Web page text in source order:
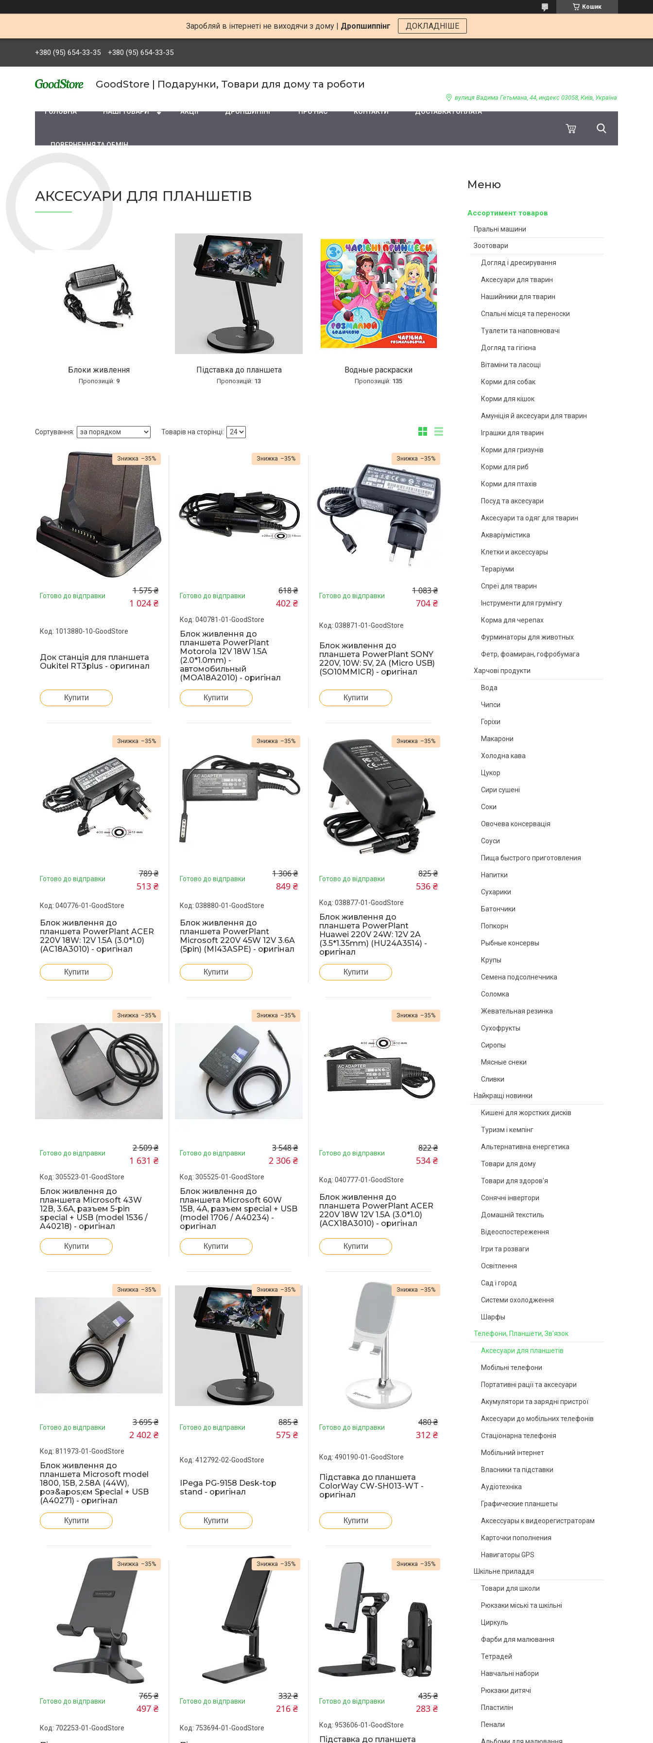
Кошик
Заробляй в інтернеті не виходячи з дому | Дропшиппінг ДОКЛАДНІШЕ
+380 (95) 654-33-35 +380 (95) 654-33-35
GoodStore | Подарунки, Товари для дому та роботи
вулиця Вадима Гетьмана, 44, индекс 03058, Київ, Україна
ГОЛОВНА НАШІ ТОВАРИ АКЦІЇ ДРОПШИПІНГ ПРО НАС КОНТАКТИ ДОСТАВКА І ОПЛАТА
ПОВЕРНЕННЯ ТА ОБМІН
Ассортимент товаров
Пральні машини
Зоотовари
Догляд і дресирування
Аксесуари для тварин
Нашийники для тварин
Спальні місця та переноски
Туалети та наповнювачі
Догляд та гігієна
Вітаміни та ласощі
Корми для собак
Корми для кішок
Амуніція й аксесуари для тварин
Іграшки для тварин
Корми для гризунів
Корми для риб
Корми для птахів
Посуд та аксесуари
Аксесуари та одяг для тварин
Акваріумістика
Клетки и аксессуары
Тераріуми
Спреї для тварин
Інструменти для грумінгу
Корма для черепах
Фурминаторы для животных
Фетр, фоамиран, гофробумага
Харчові продукти
Вода
Чипси
Горіхи
Макарони
Холодна кава
Цукор
Сири сушені
Соки
Овочева консервація
Соуси
Пища быстрого приготовления
Напитки
Сухарики
Батончики
Попкорн
Рыбные консервы
Крупы
Семена подсолнечника
Соломка
Жевательная резинка
Сухофрукты
Сиропы
Мясные снеки
Сливки
Найкращі новинки
Кишені для жорстких дисків
Туризм і кемпінг
Альтернативна енергетика
Товари для дому
Товари для здоров'я
Сонячні інвертори
Домашній текстиль
Відеоспостереження
Ігри та розваги
Освітлення
Сад і город
Системи охолодження
Шарфы
Телефони, Планшети, Зв'язок
Аксесуари для планшетів
Мобільні телефони
Портативні рації та аксесуари
Акумулятори та зарядні пристрої
Аксесуари до мобільних телефонів
Стаціонарна телефонія
Мобільний інтернет
Власники та підставки
Аудіотехніка
Графические планшеты
Аксессуары к видеорегистраторам
Карточки пополнения
Навигаторы GPS
Шкільне приладдя
Товари для школи
Рюкзаки міські та шкільні
Циркуль
Фарби для малювання
Тетрадей
Навчальні набори
Рюкзаки дитячі
Пластилін
Пенали
АКСЕСУАРИ ДЛЯ ПЛАНШЕТІВ
Блоки живлення
9
Підставка до планшета
13
Водные раскраски
135
–35%
Готово до відправки 1 575 ₴
1 024 ₴
1013880-10-GoodStore
Док станція для планшетa
Oukitel RT3plus - оригинал
Купити
–35%
Готово до відправки 618 ₴
402 ₴
040781-01-GoodStore
Блок живлення до
планшета PowerPlant
Motorola 12V 18W 1.5A
(2.0*1.0mm) -
автомобильный
(MOA18A2010) - оригінал
Купити
–35%
Готово до відправки 1 083 ₴
704 ₴
038871-01-GoodStore
Блок живлення до
планшета PowerPlant SONY
220V, 10W: 5V, 2A (Micro USB)
(SO10MMICR) - оригінал
Купити
–35%
Готово до відправки 789 ₴
513 ₴
040776-01-GoodStore
Блок живлення до
планшета PowerPlant ACER
220V 18W: 12V 1.5A (3.0*1.0)
(AC18A3010) - оригінал
Купити
–35%
Готово до відправки 1 306 ₴
849 ₴
038880-01-GoodStore
Блок живлення до
планшета PowerPlant
Microsoft 220V 45W 12V 3.6A
(5pin) (MI43ASPE) - оригінал
Купити
–35%
Готово до відправки 825 ₴
536 ₴
038877-01-GoodStore
Блок живлення до
планшета PowerPlant
Huawei 220V 24W: 12V 2A
(3.5*1.35mm) (HU24A3514) -
оригінал
Купити
–35%
Готово до відправки 2 509 ₴
1 631 ₴
305523-01-GoodStore
Блок живлення до
планшета Microsoft 43W
12В, 3.6А, разъем 5-pin
special + USB (model 1536 /
A40218) - оригінал
Купити
–35%
Готово до відправки 3 548 ₴
2 306 ₴
305525-01-GoodStore
Блок живлення до
планшета Microsoft 60W
15В, 4А, разъем special + USB
(model 1706 / A40234) -
оригінал
Купити
–35%
Готово до відправки 822 ₴
534 ₴
040777-01-GoodStore
Блок живлення до
планшета PowerPlant ACER
220V 18W 12V 1.5A (3.0*1.0)
(ACX18A3010) - оригінал
Купити
–35%
Готово до відправки 3 695 ₴
2 402 ₴
811973-01-GoodStore
Блок живлення до
планшета Microsoft model
1800, 15В, 2.58А (44W),
роз&apos;єм Special + USB
(A40271) - оригінал
Купити
–35%
Готово до відправки 885 ₴
575 ₴
412792-02-GoodStore
IPega PG-9158 Desk-top
stand - оригінал
Купити
–35%
Готово до відправки 480 ₴
312 ₴
490190-01-GoodStore
Підставка до планшета
ColorWay CW-SH013-WT -
оригінал
Купити
–35%
Готово до відправки 765 ₴
497 ₴
702253-01-GoodStore
–35%
Готово до відправки 332 ₴
216 ₴
753694-01-GoodStore
–35%
Готово до відправки 435 ₴
283 ₴
953606-01-GoodStore
Підставка до планшета